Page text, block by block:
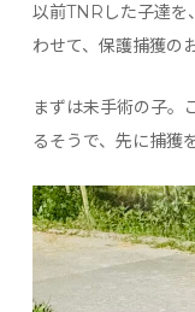
以前TNRした子達を
わせて、保護捕獲の
まずは未手術の子。
るそうで、先に捕獲